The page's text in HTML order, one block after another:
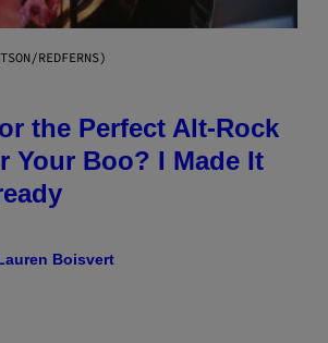
REDFERNS)
the Perfect Alt-Rock
Your Boo? I Made It
Boisvert